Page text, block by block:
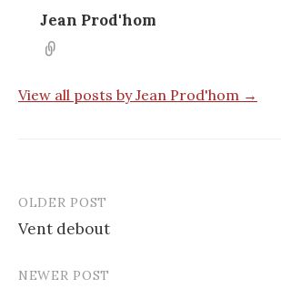
Jean Prod'hom
View all posts by Jean Prod'hom →
Post
navigation
OLDER POST
Vent debout
NEWER POST